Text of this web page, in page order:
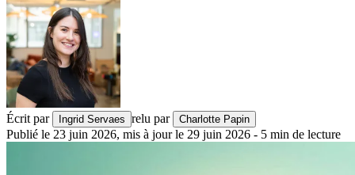
Écrit par Ingrid Servaes relu par Charlotte Papin
Publié le 23 juin 2026, mis à jour le 29 juin 2026 - 5 min de lecture